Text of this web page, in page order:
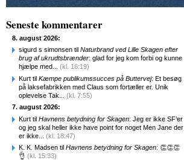
Seneste kommentarer
8. august 2026:
sigurd s simonsen til Naturbrand ved Lille Skagen efter
brug af ukrudtsbrænder: glad for jeg kom forbi og kunne
hjælpe med... (kl. 16:19)
Kurt til Kæmpe publikumssucces på Buttervej: Et besøg
på laksefabrikken med Claus som fortæller er. Unik
oplevelse Tak... (kl. 7:55)
7. august 2026:
Kurt til Havnens betydning for Skagen: Jeg er ikke SF’er
og jeg skal heller ikke have point for noget Men Jane der
er ikke... (kl. 18:47)
K. K. Madsen til Havnens betydning for Skagen: 👏👏👏
👌 (kl. 15:33)